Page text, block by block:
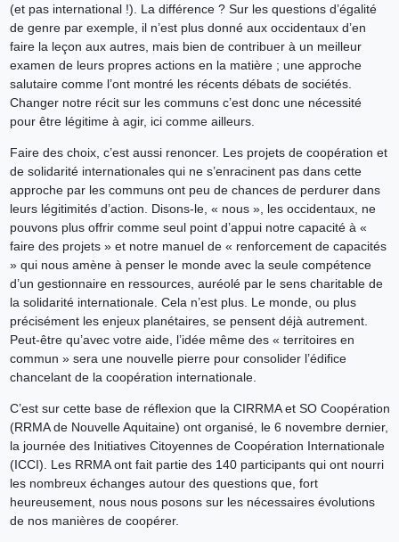
(et pas international !). La différence ? Sur les questions d’égalité
de genre par exemple, il n’est plus donné aux occidentaux d’en
faire la leçon aux autres, mais bien de contribuer à un meilleur
examen de leurs propres actions en la matière ; une approche
salutaire comme l’ont montré les récents débats de sociétés.
Changer notre récit sur les communs c’est donc une nécessité
pour être légitime à agir, ici comme ailleurs.
Faire des choix, c’est aussi renoncer. Les projets de coopération et
de solidarité internationales qui ne s’enracinent pas dans cette
approche par les communs ont peu de chances de perdurer dans
leurs légitimités d’action. Disons-le, « nous », les occidentaux, ne
pouvons plus offrir comme seul point d’appui notre capacité à «
faire des projets » et notre manuel de « renforcement de capacités
» qui nous amène à penser le monde avec la seule compétence
d’un gestionnaire en ressources, auréolé par le sens charitable de
la solidarité internationale. Cela n’est plus. Le monde, ou plus
précisément les enjeux planétaires, se pensent déjà autrement.
Peut-être qu’avec votre aide, l’idée même des « territoires en
commun » sera une nouvelle pierre pour consolider l’édifice
chancelant de la coopération internationale.
C’est sur cette base de réflexion que la CIRRMA et SO Coopération
(RRMA de Nouvelle Aquitaine) ont organisé, le 6 novembre dernier,
la journée des Initiatives Citoyennes de Coopération Internationale
(ICCI). Les RRMA ont fait partie des 140 participants qui ont nourri
les nombreux échanges autour des questions que, fort
heureusement, nous nous posons sur les nécessaires évolutions
de nos manières de coopérer.